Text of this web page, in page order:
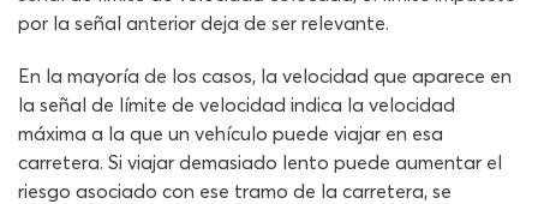
por la señal anterior deja de ser relevante.
En la mayoría de los casos, la velocidad que aparece en
la señal de límite de velocidad indica la velocidad
máxima a la que un vehículo puede viajar en esa
carretera. Si viajar demasiado lento puede aumentar el
riesgo asociado con ese tramo de la carretera, se